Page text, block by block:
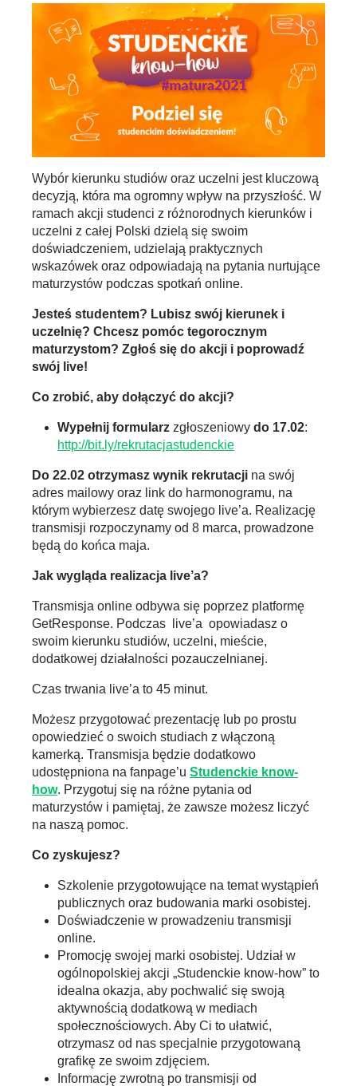
Wybór kierunku studiów oraz uczelni jest kluczową
decyzją, która ma ogromny wpływ na przyszłość. W
ramach akcji studenci z różnorodnych kierunków i
uczelni z całej Polski dzielą się swoim
doświadczeniem, udzielają praktycznych
wskazówek oraz odpowiadają na pytania nurtujące
maturzystów podczas spotkań online.
Jesteś studentem? Lubisz swój kierunek i
uczelnię? Chcesz pomóc tegorocznym
maturzystom? Zgłoś się do akcji i poprowadź
swój live!
Co zrobić, aby dołączyć do akcji?
Wypełnij formularz zgłoszeniowy do 17.02:
http://bit.ly/rekrutacjastudenckie
Do 22.02 otrzymasz wynik rekrutacji na swój
adres mailowy oraz link do harmonogramu, na
którym wybierzesz datę swojego live’a. Realizację
transmisji rozpoczynamy od 8 marca, prowadzone
będą do końca maja.
Jak wygląda realizacja live’a?
Transmisja online odbywa się poprzez platformę
GetResponse. Podczas live’a opowiadasz o
swoim kierunku studiów, uczelni, mieście,
dodatkowej działalności pozauczelnianej.
Czas trwania live’a to 45 minut.
Możesz przygotować prezentację lub po prostu
opowiedzieć o swoich studiach z włączoną
kamerką. Transmisja będzie dodatkowo
udostępniona na fanpage’u Studenckie know-
how. Przygotuj się na różne pytania od
maturzystów i pamiętaj, że zawsze możesz liczyć
na naszą pomoc.
Co zyskujesz?
Szkolenie przygotowujące na temat wystąpień
publicznych oraz budowania marki osobistej.
Doświadczenie w prowadzeniu transmisji
online.
Promocję swojej marki osobistej. Udział w
ogólnopolskiej akcji „Studenckie know-how” to
idealna okazja, aby pochwalić się swoją
aktywnością dodatkową w mediach
społecznościowych. Aby Ci to ułatwić,
otrzymasz od nas specjalnie przygotowaną
grafikę ze swoim zdjęciem.
Informację zwrotną po transmisji od